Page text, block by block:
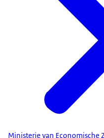
Ministerie van Economische